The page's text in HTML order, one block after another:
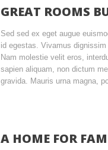
GREAT ROOMS
Sed sed ex eget augue
id egestas. Vivamus
Nam molestie velit eros,
sapien aliquam, non dictum
gravida. Mauris urna magna,
A HOME FOR